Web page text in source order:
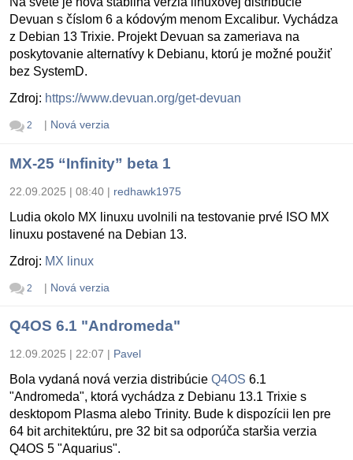
Devuan s číslom 6 a kódovým menom Excalibur. Vychádza
z Debian 13 Trixie. Projekt Devuan sa zameriava na
poskytovanie alternatívy k Debianu, ktorú je možné použiť
bez SystemD.
Zdroj: https://www.devuan.org/get-devuan
2 | Nová verzia
MX-25 “Infinity” beta 1
22.09.2025 | 08:40 | redhawk1975
Ludia okolo MX linuxu uvolnili na testovanie prvé ISO MX
linuxu postavené na Debian 13.
Zdroj: MX linux
2 | Nová verzia
Q4OS 6.1 "Andromeda"
12.09.2025 | 22:07 | Pavel
Bola vydaná nová verzia distribúcie Q4OS 6.1
"Andromeda", ktorá vychádza z Debianu 13.1 Trixie s
desktopom Plasma alebo Trinity. Bude k dispozícii len pre
64 bit architektúru, pre 32 bit sa odporúča staršia verzia
Q4OS 5 "Aquarius".